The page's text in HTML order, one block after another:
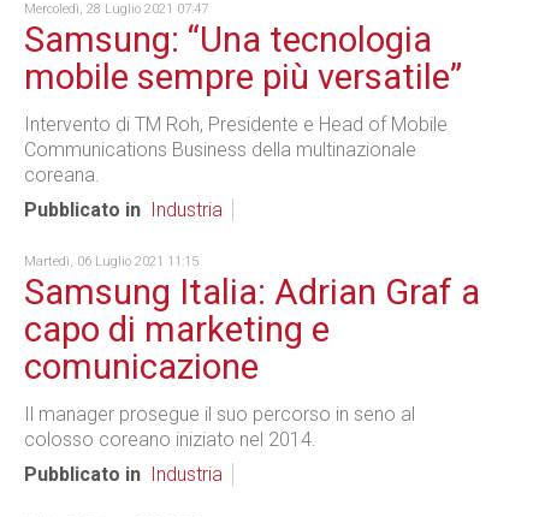
Mercoledì, 28 Luglio 2021 07:47
Samsung: “Una tecnologia
mobile sempre più versatile”
Intervento di TM Roh, Presidente e Head of Mobile
Communications Business della multinazionale
coreana.
Pubblicato in
Industria
Martedì, 06 Luglio 2021 11:15
Samsung Italia: Adrian Graf a
capo di marketing e
comunicazione
Il manager prosegue il suo percorso in seno al
colosso coreano iniziato nel 2014.
Pubblicato in
Industria